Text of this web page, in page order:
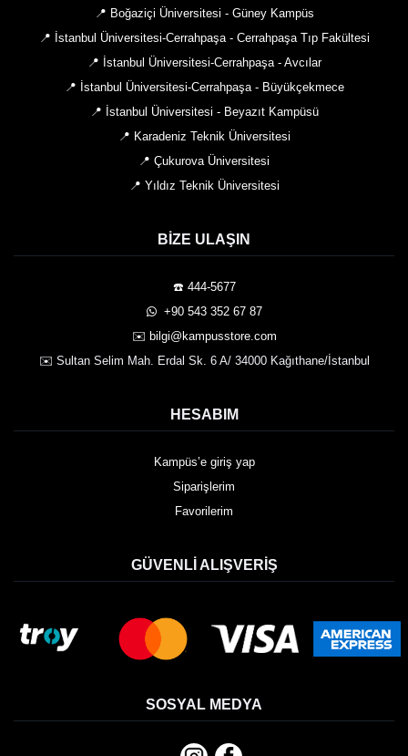
📍 Boğaziçi Üniversitesi - Güney Kampüs
📍 İstanbul Üniversitesi-Cerrahpaşa - Cerrahpaşa Tıp Fakültesi
📍 İstanbul Üniversitesi-Cerrahpaşa - Avcılar
📍 İstanbul Üniversitesi-Cerrahpaşa - Büyükçekmece
📍 İstanbul Üniversitesi - Beyazıt Kampüsü
📍 Karadeniz Teknik Üniversitesi
📍 Çukurova Üniversitesi
📍 Yıldız Teknik Üniversitesi
BIZE ULAŞIN
☎️ 444-5677
️ +90 543 352 67 87
✉️ bilgi@kampusstore.com
✉️ Sultan Selim Mah. Erdal Sk. 6 A/ 34000 Kağıthane/İstanbul
HESABIM
Kampüs’e giriş yap
Siparişlerim
Favorilerim
GÜVENLI ALIŞVERIŞ
SOSYAL MEDYA